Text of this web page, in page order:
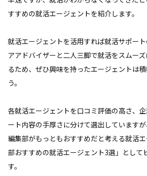
すすめの就活エージェントを紹介します。
就活エージェントを活用すれば就活サポー
アアドバイザーと二人三脚で就活をスムー
るため、ぜひ興味を持ったエージェントは
う。
各就活エージェントを口コミ評価の高さ、
ート内容の手厚さに分けて選出しています
編集部がもっともおすすめだと考える就活
部おすすめの就活エージェント3選」として
す。